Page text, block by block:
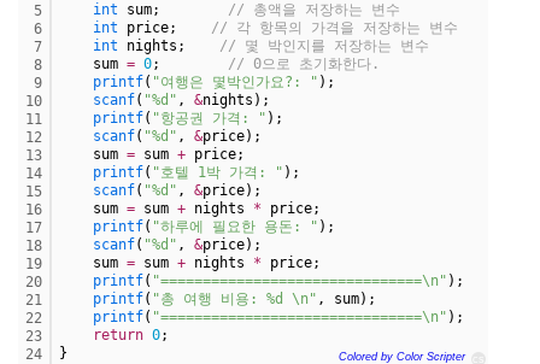
5
6
7
8
9
10
11
12
13
14
15
16
17
18
19
20
21
22
23
24
int sum; // 총액을 저장하는 변수
int price; // 각 항목의 가격을 저장하는 변수
int nights; // 몇 박인지를 저장하는 변수
sum = 0; // 0으로 초기화한다.
printf( "여행은 몇박인가요?: " );
scanf( "%d" , &nights);
printf( "항공권 가격: " );
scanf( "%d" , &price);
sum = sum + price;
printf( "호텔 1박 가격: " );
scanf( "%d" , &price);
sum = sum + nights * price;
printf( "하루에 필요한 용돈: " );
scanf( "%d" , &price);
sum = sum + nights * price;
printf( "===============================\n" );
printf( "총 여행 비용: %d \n" , sum);
printf( "===============================\n" );
return 0;
}
Colored by Color Scripter